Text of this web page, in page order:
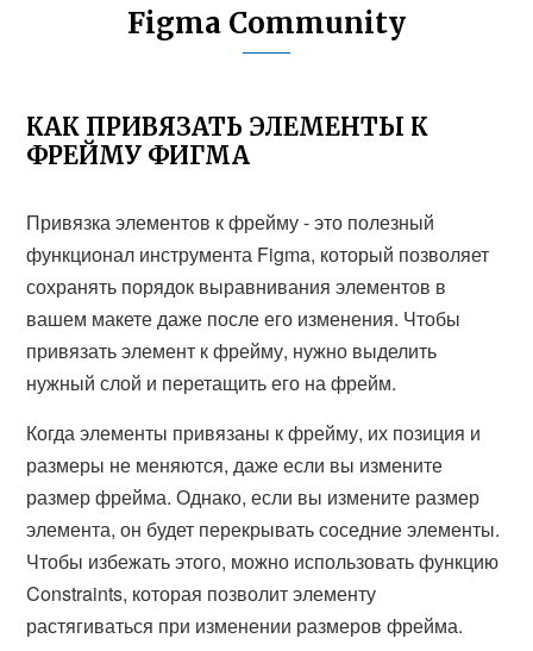
Figma Community
КАК ПРИВЯЗАТЬ ЭЛЕМЕНТЫ К
ФРЕЙМУ ФИГМА
Привязка элементов к фрейму - это полезный
функционал инструмента Figma, который позволяет
сохранять порядок выравнивания элементов в
вашем макете даже после его изменения. Чтобы
привязать элемент к фрейму, нужно выделить
нужный слой и перетащить его на фрейм.
Когда элементы привязаны к фрейму, их позиция и
размеры не меняются, даже если вы измените
размер фрейма. Однако, если вы измените размер
элемента, он будет перекрывать соседние элементы.
Чтобы избежать этого, можно использовать функцию
Constraints, которая позволит элементу
растягиваться при изменении размеров фрейма.